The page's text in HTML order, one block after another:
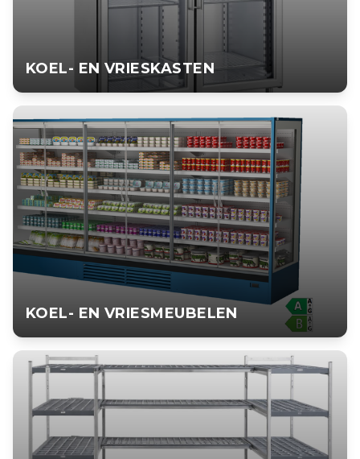
KOEL- EN VRIESKASTEN
KOEL- EN VRIESKASTEN
Professionele koel- en vrieskasten in alle soorten en maten
voor horeca en retail.
BEKIJK PRODUCT
KOEL- EN VRIESMEUBELEN
KOEL- EN VRIESMEUBELEN
Presentatiemeubelen voor supermarkten en winkels. Stijlvol en
energiezuinig.